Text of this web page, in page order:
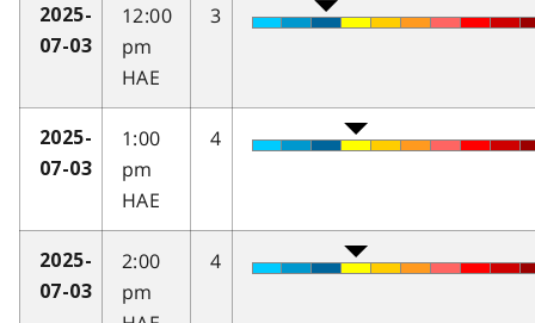
2025-
07-03
12:00
pm
HAE
3
2025-
07-03
1:00
pm
HAE
4
2025-
07-03
2:00
pm
4